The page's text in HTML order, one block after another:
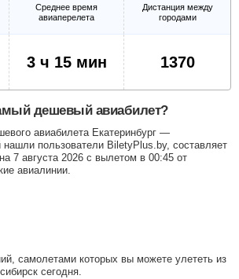
Среднее время
авиаперелета
Дистанция между
городами
3 ч 15 мин 1370
дешевый авиабилет?
авиабилета Екатеринбург —
нашли пользователи BiletyPlus.by, составляет
7 августа 2026 с вылетом в 00:45 от
авиалинии.
самолетами которых вы можете улететь из
сегодня.